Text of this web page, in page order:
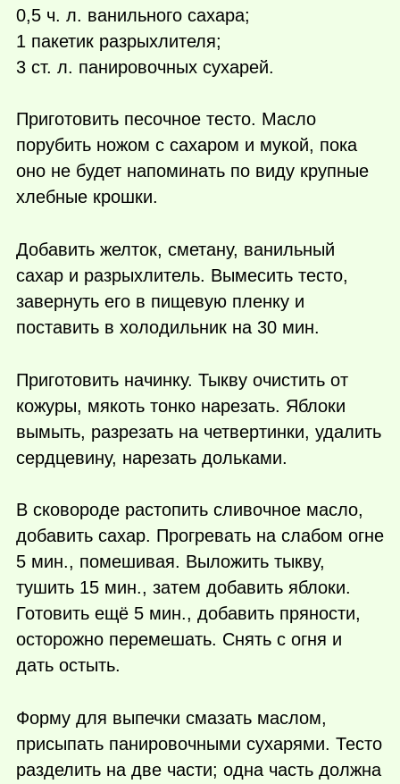
0,5 ч. л. ванильного сахара;
1 пакетик разрыхлителя;
3 ст. л. панировочных сухарей.
Приготовить песочное тесто. Масло
порубить ножом с сахаром и мукой, пока
оно не будет напоминать по виду крупные
хлебные крошки.
Добавить желток, сметану, ванильный
сахар и разрыхлитель. Вымесить тесто,
завернуть его в пищевую пленку и
поставить в холодильник на 30 мин.
Приготовить начинку. Тыкву очистить от
кожуры, мякоть тонко нарезать. Яблоки
вымыть, разрезать на четвертинки, удалить
сердцевину, нарезать дольками.
В сковороде растопить сливочное масло,
добавить сахар. Прогревать на слабом огне
5 мин., помешивая. Выложить тыкву,
тушить 15 мин., затем добавить яблоки.
Готовить ещё 5 мин., добавить пряности,
осторожно перемешать. Снять с огня и
дать остыть.
Форму для выпечки смазать маслом,
присыпать панировочными сухарями. Тесто
разделить на две части; одна часть должна